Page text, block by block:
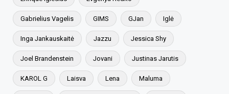
Gabrielius Vagelis GIMS GJan Iglė
Inga Jankauskaitė Jazzu Jessica Shy
Joel Brandenstein Jovani Justinas Jarutis
KAROL G Laisva Lena Maluma